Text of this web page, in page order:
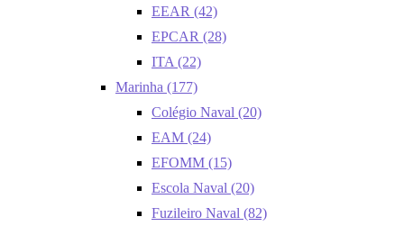
EEAR (42)
EPCAR (28)
ITA (22)
Marinha (177)
Colégio Naval (20)
EAM (24)
EFOMM (15)
Escola Naval (20)
Fuzileiro Naval (82)